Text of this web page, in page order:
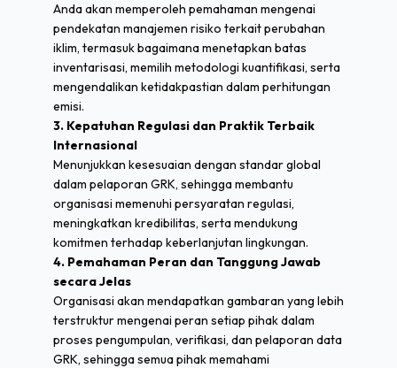
Anda akan memperoleh pemahaman mengenai
pendekatan manajemen risiko terkait perubahan
iklim, termasuk bagaimana menetapkan batas
inventarisasi, memilih metodologi kuantifikasi, serta
mengendalikan ketidakpastian dalam perhitungan
emisi.
3. Kepatuhan Regulasi dan Praktik Terbaik
Internasional
Menunjukkan kesesuaian dengan standar global
dalam pelaporan GRK, sehingga membantu
organisasi memenuhi persyaratan regulasi,
meningkatkan kredibilitas, serta mendukung
komitmen terhadap keberlanjutan lingkungan.
4. Pemahaman Peran dan Tanggung Jawab
secara Jelas
Organisasi akan mendapatkan gambaran yang lebih
terstruktur mengenai peran setiap pihak dalam
proses pengumpulan, verifikasi, dan pelaporan data
GRK, sehingga semua pihak memahami